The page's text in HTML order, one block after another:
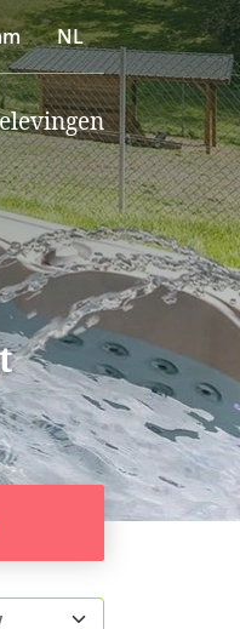
NL